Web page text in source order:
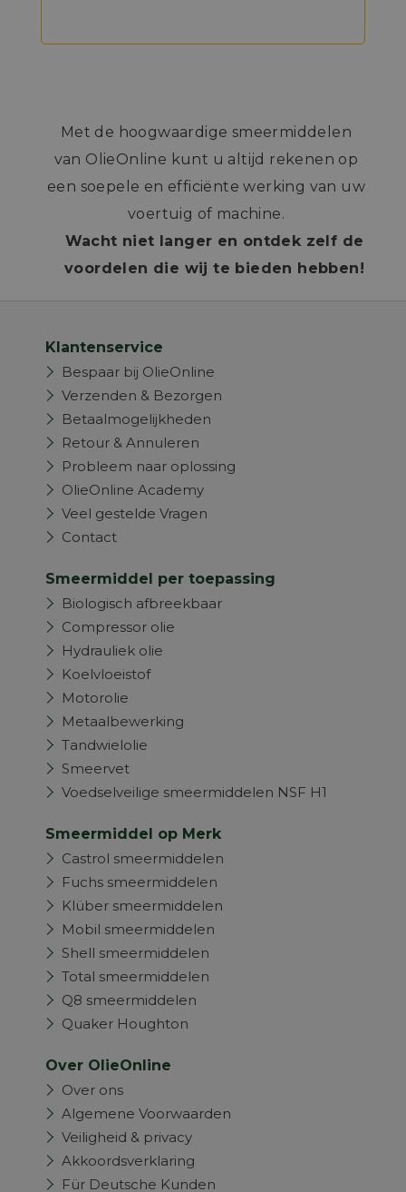
Met de hoogwaardige smeermiddelen
van OlieOnline kunt u altijd rekenen op
een soepele en efficiënte werking van uw
voertuig of machine.
Wacht niet langer en ontdek zelf de
voordelen die wij te bieden hebben!
Klantenservice
Bespaar bij OlieOnline
Verzenden & Bezorgen
Betaalmogelijkheden
Retour & Annuleren
Probleem naar oplossing
OlieOnline Academy
Veel gestelde Vragen
Contact
Smeermiddel per toepassing
Biologisch afbreekbaar
Compressor olie
Hydrauliek olie
Koelvloeistof
Motorolie
Metaalbewerking
Tandwielolie
Smeervet
Voedselveilige smeermiddelen NSF H1
Smeermiddel op Merk
Castrol smeermiddelen
Fuchs smeermiddelen
Klüber smeermiddelen
Mobil smeermiddelen
Shell smeermiddelen
Total smeermiddelen
Q8 smeermiddelen
Quaker Houghton
Over OlieOnline
Over ons
Algemene Voorwaarden
Veiligheid & privacy
Akkoordsverklaring
Für Deutsche Kunden